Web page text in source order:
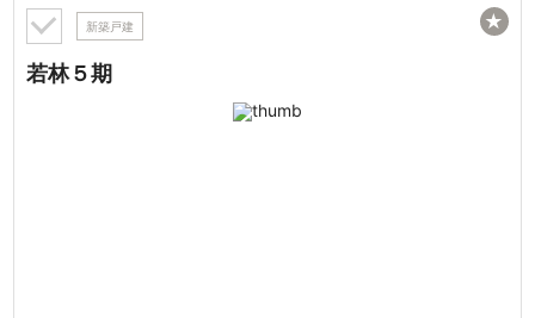
新築戸建
若林５期
★